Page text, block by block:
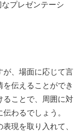
プレゼンテーシ
が、場面に応じて言
伝えることができ
ることで、周囲に対
わるでしょう。
現を取り入れて、